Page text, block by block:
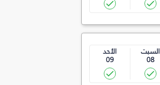
السبت
08
الأحد
09